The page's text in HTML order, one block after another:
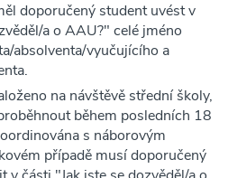
doporučený student uvést v
a o AAU?" celé jméno
absolventa/vyučujícího a
na návštěvě střední školy,
během posledních 18
s náborovým
případě musí doporučený